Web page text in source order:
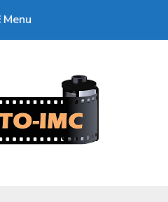
Menu